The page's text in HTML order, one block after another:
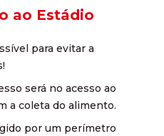
ao Estádio
para evitar a
será no acesso ao
a coleta do alimento.
por um perímetro